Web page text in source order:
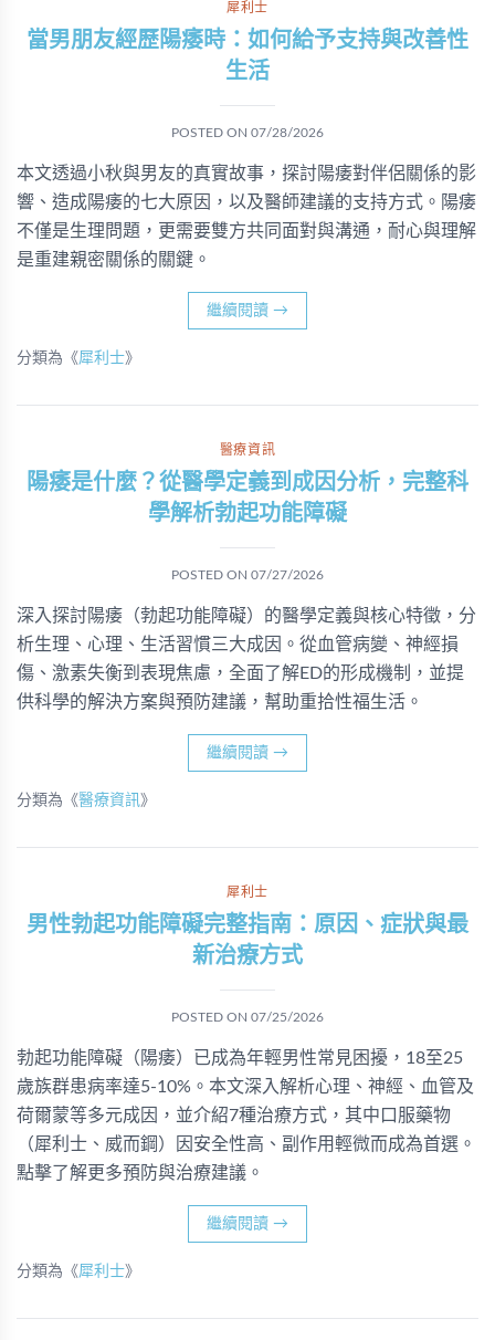
犀利士
當男朋友經歷陽痿時：如何給予支持與改善性
生活
POSTED ON 07/28/2026
本文透過小秋與男友的真實故事，探討陽痿對伴侶關係的影
響、造成陽痿的七大原因，以及醫師建議的支持方式。陽痿
不僅是生理問題，更需要雙方共同面對與溝通，耐心與理解
是重建親密關係的關鍵。
繼續閱讀 →
分類為《犀利士》
醫療資訊
陽痿是什麼？從醫學定義到成因分析，完整科
學解析勃起功能障礙
POSTED ON 07/27/2026
深入探討陽痿（勃起功能障礙）的醫學定義與核心特徵，分
析生理、心理、生活習慣三大成因。從血管病變、神經損
傷、激素失衡到表現焦慮，全面了解ED的形成機制，並提
供科學的解決方案與預防建議，幫助重拾性福生活。
繼續閱讀 →
分類為《醫療資訊》
犀利士
男性勃起功能障礙完整指南：原因、症狀與最
新治療方式
POSTED ON 07/25/2026
勃起功能障礙（陽痿）已成為年輕男性常見困擾，18至25
歲族群患病率達5-10%。本文深入解析心理、神經、血管及
荷爾蒙等多元成因，並介紹7種治療方式，其中口服藥物
（犀利士、威而鋼）因安全性高、副作用輕微而成為首選。
點擊了解更多預防與治療建議。
繼續閱讀 →
分類為《犀利士》